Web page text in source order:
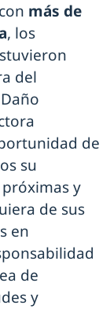
más de
, los
del
de
su
y
de sus
en
de
y